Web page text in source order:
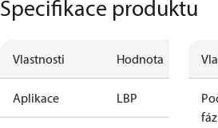
Specifikace produktu
Vlastnosti Hodnota
Aplikace LBP